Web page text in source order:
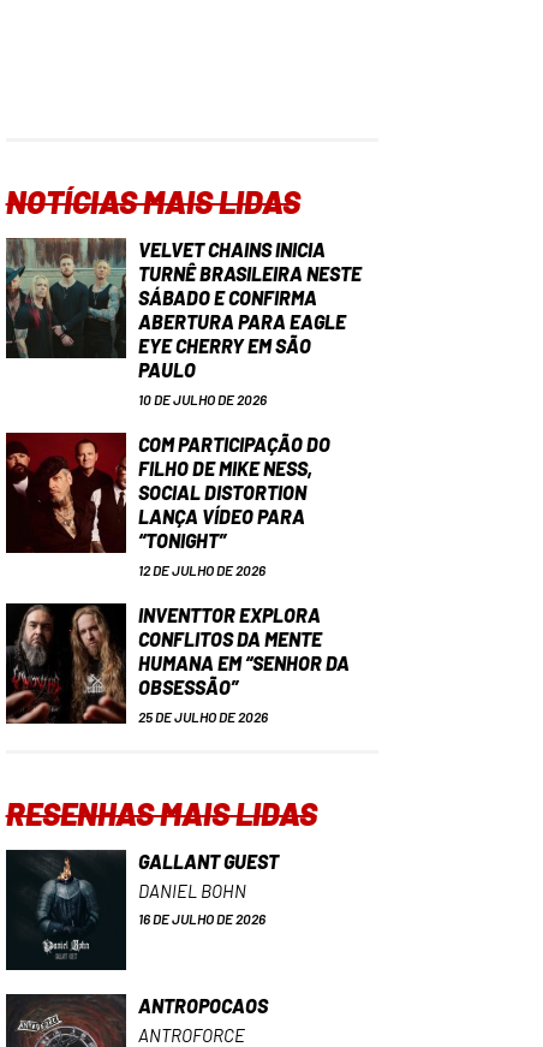
NOTÍCIAS MAIS LIDAS
VELVET CHAINS INICIA
TURNÊ BRASILEIRA NESTE
SÁBADO E CONFIRMA
ABERTURA PARA EAGLE
EYE CHERRY EM SÃO
PAULO
10 DE JULHO DE 2026
COM PARTICIPAÇÃO DO
FILHO DE MIKE NESS,
SOCIAL DISTORTION
LANÇA VÍDEO PARA
“TONIGHT”
12 DE JULHO DE 2026
INVENTTOR EXPLORA
CONFLITOS DA MENTE
HUMANA EM “SENHOR DA
OBSESSÃO”
25 DE JULHO DE 2026
RESENHAS MAIS LIDAS
GALLANT GUEST
DANIEL BOHN
16 DE JULHO DE 2026
ANTROPOCAOS
ANTROFORCE